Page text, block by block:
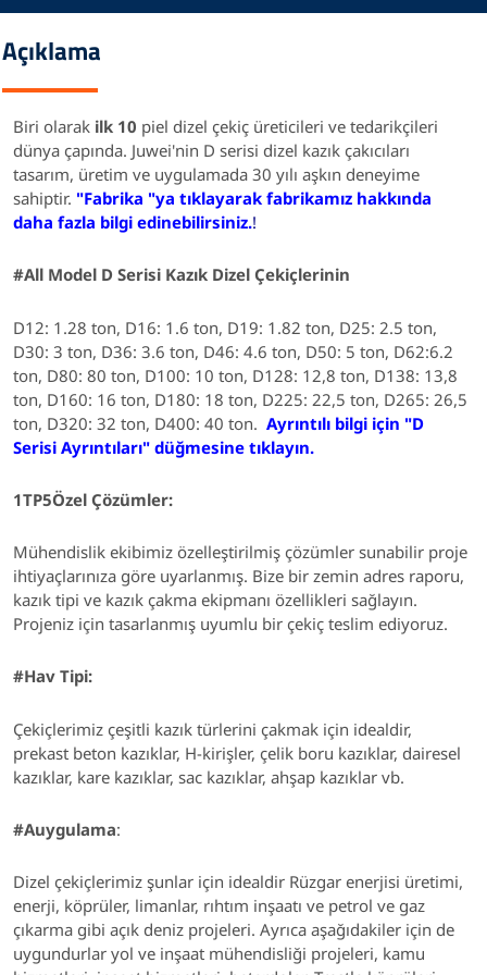
Açıklama
Biri olarak ilk 10 piel dizel çekiç üreticileri ve tedarikçileri
dünya çapında. Juwei'nin D serisi dizel kazık çakıcıları
tasarım, üretim ve uygulamada 30 yılı aşkın deneyime
sahiptir. "Fabrika "ya tıklayarak fabrikamız hakkında
daha fazla bilgi edinebilirsiniz.!
#All Model D Serisi Kazık Dizel Çekiçlerinin
D12: 1.28 ton, D16: 1.6 ton, D19: 1.82 ton, D25: 2.5 ton,
D30: 3 ton, D36: 3.6 ton, D46: 4.6 ton, D50: 5 ton, D62:6.2
ton, D80: 80 ton, D100: 10 ton, D128: 12,8 ton, D138: 13,8
ton, D160: 16 ton, D180: 18 ton, D225: 22,5 ton, D265: 26,5
ton, D320: 32 ton, D400: 40 ton. Ayrıntılı bilgi için "D
Serisi Ayrıntıları" düğmesine tıklayın.
1TP5Özel Çözümler:
Mühendislik ekibimiz özelleştirilmiş çözümler sunabilir proje
ihtiyaçlarınıza göre uyarlanmış. Bize bir zemin adres raporu,
kazık tipi ve kazık çakma ekipmanı özellikleri sağlayın.
Projeniz için tasarlanmış uyumlu bir çekiç teslim ediyoruz.
#Hav Tipi:
Çekiçlerimiz çeşitli kazık türlerini çakmak için idealdir,
prekast beton kazıklar, H-kirişler, çelik boru kazıklar, dairesel
kazıklar, kare kazıklar, sac kazıklar, ahşap kazıklar vb.
#Auygulama:
Dizel çekiçlerimiz şunlar için idealdir Rüzgar enerjisi üretimi,
enerji, köprüler, limanlar, rıhtım inşaatı ve petrol ve gaz
çıkarma gibi açık deniz projeleri. Ayrıca aşağıdakiler için de
uygundurlar yol ve inşaat mühendisliği projeleri, kamu